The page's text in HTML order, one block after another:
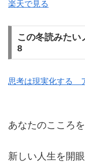
楽天で見る
この冬読みたい
8
思考は現実化する＿
あなたのこころ
新しい人生を開